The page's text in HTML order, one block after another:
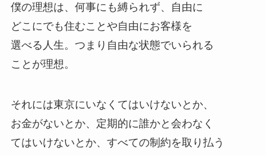
僕の理想は、何事にも縛られず、自由に
どこにでも住むことや自由にお客様を
選べる人生。つまり自由な状態でいられる
ことが理想。
それには東京にいなくてはいけないとか、
お金がないとか、定期的に誰かと会わなく
てはいけないとか、すべての制約を取り払う